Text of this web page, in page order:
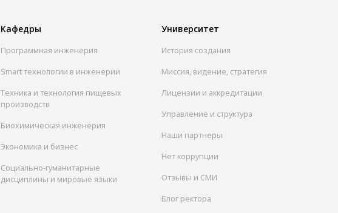
Кафедры
Программная инженерия
Smart технологии в инженерии
Техника и технология пищевых
производств
Биохимическая инженерия
Экономика и бизнес
Социально-гуманитарные
дисциплины и мировые языки
Университет
История создания
Миссия, видение, стратегия
Лицензии и аккредитации
Управление и структура
Наши партнеры
Нет коррупции
Отзывы и СМИ
Блог ректора